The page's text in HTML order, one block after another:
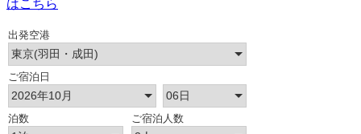
はこちら